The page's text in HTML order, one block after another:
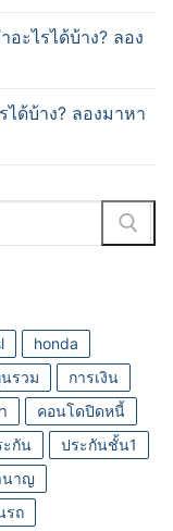
ะไรได้บ้าง? ลอง
ด้บ้าง? ลองมาหา
honda
รวม
การเงิน
คอนโดปิดหนี้
ะกัน
ประกันชั้น1
นาญ
รถ